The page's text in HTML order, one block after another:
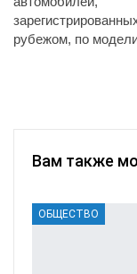
рубежом, по
Вам также
ОБЩЕСТВО